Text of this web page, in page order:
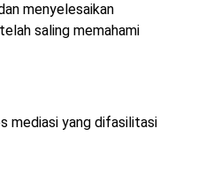
menyelesaikan
saling memahami
mediasi yang difasilitasi